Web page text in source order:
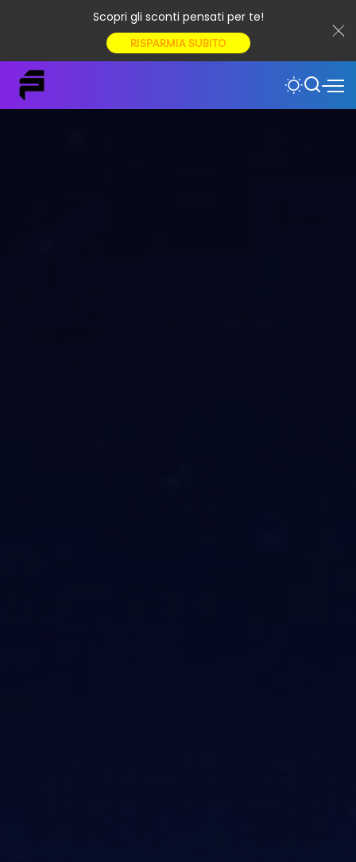
Scopri gli sconti pensati per te!
RISPARMIA SUBITO